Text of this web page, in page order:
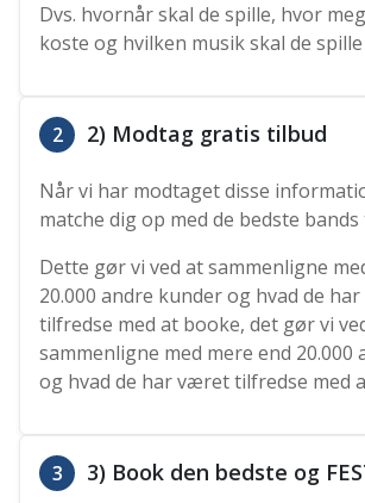
Dvs. hvornår skal de spille, hvor
koste og hvilken musik skal de spille
2 2) Modtag gratis tilbud
Når vi har modtaget disse
matche dig op med de bedste
Dette gør vi ved at sammenligne
20.000 andre kunder og hvad de
tilfredse med at booke, det gør vi
sammenligne med mere end 20.000
og hvad de har været tilfredse med
3 3) Book den bedste og